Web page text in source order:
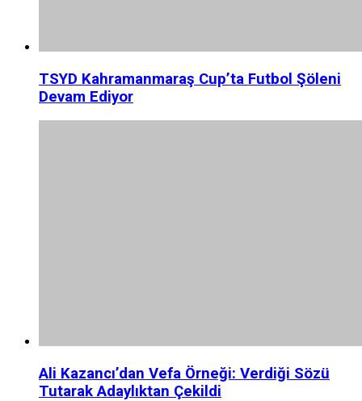
TSYD Kahramanmaraş Cup’ta Futbol Şöleni
Devam Ediyor
Ali Kazancı’dan Vefa Örneği: Verdiği Sözü
Tutarak Adaylıktan Çekildi